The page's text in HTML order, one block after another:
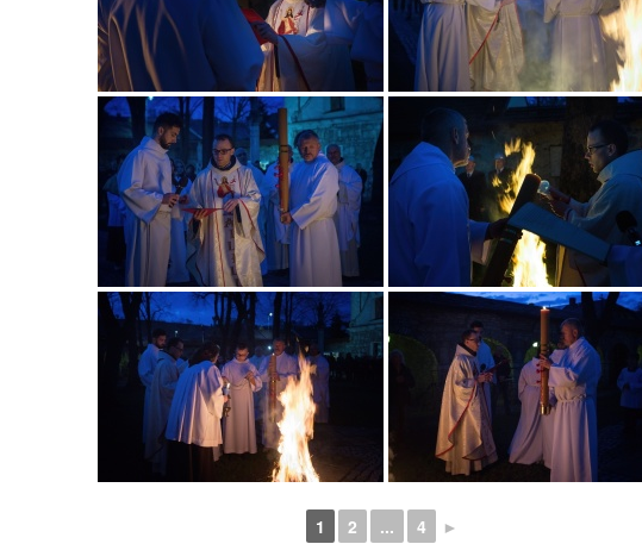
1 2 ... 4 ►